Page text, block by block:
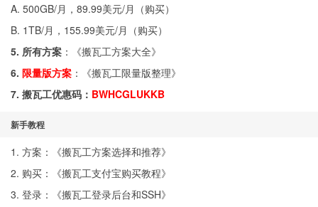
A. 500GB/月，89.99美元/月（购买）
B. 1TB/月，155.99美元/月（购买）
5. 所有方案 ：《搬瓦工方案大全》
6. 限量版方案 ：《搬瓦工限量版整理》
7. 搬瓦工优惠码： BWHCGLUKKB
新手教程
1. 方案：《搬瓦工方案选择和推荐》
2. 购买：《搬瓦工支付宝购买教程》
3. 登录：《搬瓦工登录后台和SSH》